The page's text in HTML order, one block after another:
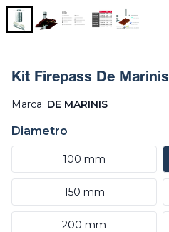
Kit Firepass De Marinis
Marca: DE MARINIS
Diametro
100 mm
150 mm
200 mm